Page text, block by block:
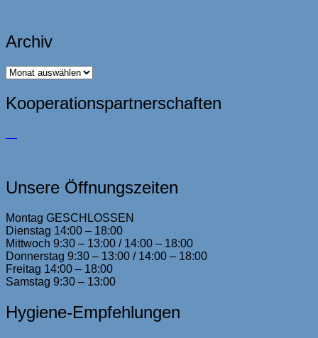
Archiv
Archiv
Kooperationspartnerschaften
Unsere Öffnungszeiten
Montag GESCHLOSSEN
Dienstag 14:00 – 18:00
Mittwoch 9:30 – 13:00 / 14:00 – 18:00
Donnerstag 9:30 – 13:00 / 14:00 – 18:00
Freitag 14:00 – 18:00
Samstag 9:30 – 13:00
Hygiene-Empfehlungen